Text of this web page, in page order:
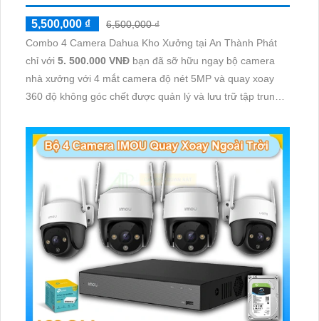
5,500,000 ₫
6,500,000 ₫
Combo 4 Camera Dahua Kho Xưởng tại An Thành Phát
chỉ với 5. 500.000 VNĐ bạn đã sỡ hữu ngay bộ camera
nhà xưởng với 4 mắt camera độ nét 5MP và quay xoay
360 độ không góc chết được quản lý và lưu trữ tập trung